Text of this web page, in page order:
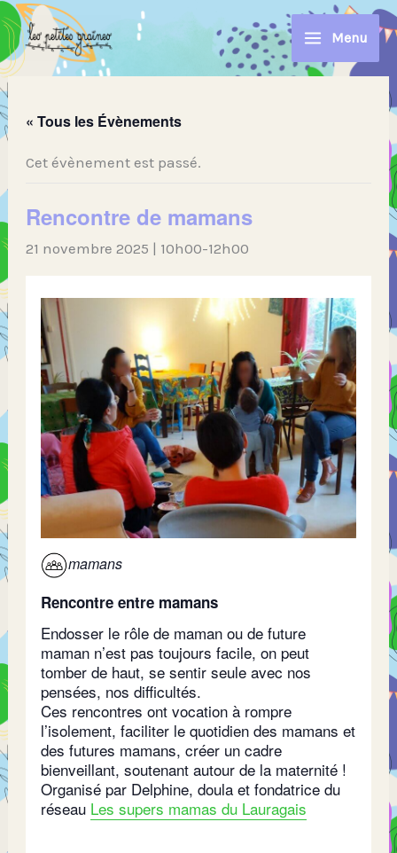
Aller
au
contenu
Menu
« Tous les Évènements
Cet évènement est passé.
Rencontre de mamans
21 novembre 2025 | 10h00-12h00
mamans
Rencontre entre mamans
Endosser le rôle de maman ou de future
maman n’est pas toujours facile, on peut
tomber de haut, se sentir seule avec nos
pensées, nos difficultés.
Ces rencontres ont vocation à rompre
l’isolement, faciliter le quotidien des mamans et
des futures mamans, créer un cadre
bienveillant, soutenant autour de la maternité !
Organisé par Delphine, doula et fondatrice du
réseau Les supers mamas du Lauragais